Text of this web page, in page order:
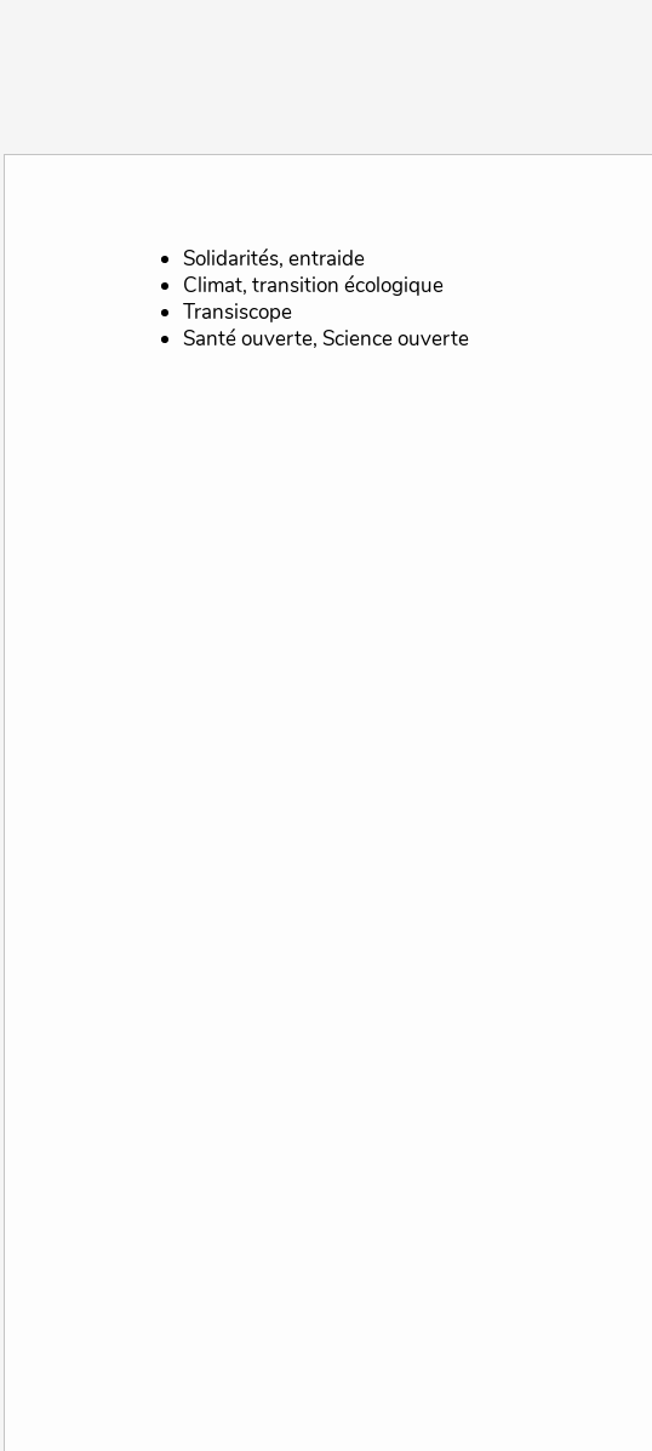
Solidarités, entraide
Climat, transition écologique
Transiscope
Santé ouverte, Science ouverte